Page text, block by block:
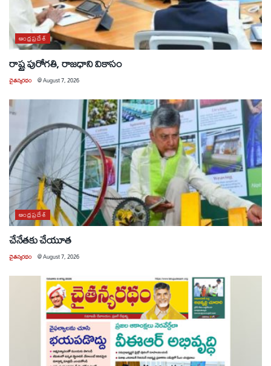
ఆంధ్రప్రదేశ్
రాష్ట్ర పురోగతి, రాజధాని వికాసం
చైతన్యరధం @August 7, 2026
ఆంధ్రప్రదేశ్
చేనేతకు చేయూత
చైతన్యరధం @August 7, 2026